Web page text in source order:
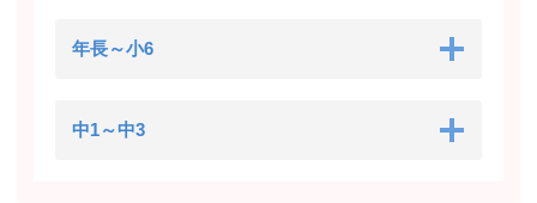
年長～小6
中1～中3